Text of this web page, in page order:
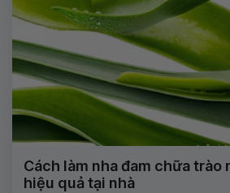
Cách làm nha đam chữa trào
hiệu quả tại nhà